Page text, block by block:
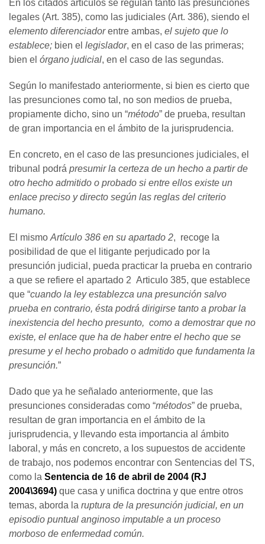
En los citados artículos se regulan tanto las presunciones
legales (Art. 385), como las judiciales (Art. 386), siendo el
elemento diferenciadorentre ambas, el sujeto que lo
establece; bien el legislador, en el caso de las primeras;
bien el órgano judicial, en el caso de las segundas.
Según lo manifestado anteriormente, si bien es cierto que
las presunciones como tal, no son medios de prueba,
propiamente dicho, sino un “método” de prueba, resultan
de gran importancia en el ámbito de la jurisprudencia.
En concreto, en el caso de las presunciones judiciales, el
tribunal podrá presumir la certeza de un hecho a partir de
otro hecho admitido o probado si entre ellos existe un
enlace preciso y directo según las reglas del criterio
humano.
El mismo Artículo 386 en su apartado 2, recoge la
posibilidad de que el litigante perjudicado por la
presunción judicial, pueda practicar la prueba en contrario
a que se refiere el apartado 2 Articulo 385, que establece
que “cuando la ley establezca una presunción salvo
prueba en contrario, ésta podrá dirigirse tanto a probar la
inexistencia del hecho presunto, como a demostrar que no
existe, el enlace que ha de haber entre el hecho que se
presume y el hecho probado o admitido que fundamenta la
presunción.”
Dado que ya he señalado anteriormente, que las
presunciones consideradas como “métodos” de prueba,
resultan de gran importancia en el ámbito de la
jurisprudencia, y llevando esta importancia al ámbito
laboral, y más en concreto, a los supuestos de accidente
de trabajo, nos podemos encontrar con Sentencias del TS,
como la Sentencia de 16 de abril de 2004 (RJ
2004\3694) que casa y unifica doctrina y que entre otros
temas, aborda la ruptura de la presunción judicial, en un
episodio puntual anginoso imputable a un proceso
morboso de enfermedad común.